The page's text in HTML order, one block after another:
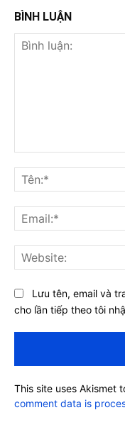
BÌNH LUẬN
luận:
Lưu tên, email và
cho lần tiếp theo tôi
This site uses Akismet
comment data is